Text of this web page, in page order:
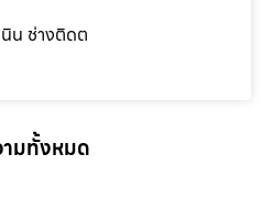
นิน ช่างติดต
มทั้งหมด